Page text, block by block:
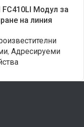
FC410LI Модул за
на линия
, Адресируеми